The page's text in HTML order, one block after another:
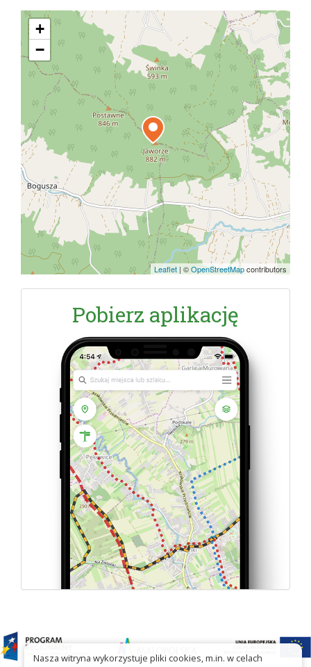
+
−
Leaflet | ©OpenStreetMapcontributors
Pobierz aplikację
Nasza witryna wykorzystuje pliki cookies, m.in. w celach